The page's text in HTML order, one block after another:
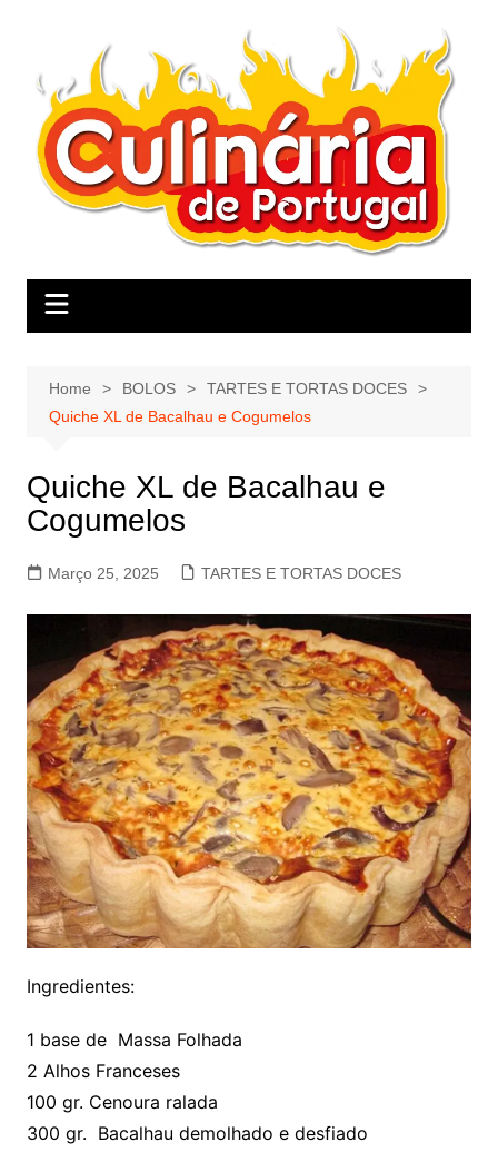
Home BOLOS
TARTES E TORTAS DOCES
Quiche XL de Bacalhau e Cogumelos
Quiche XL de Bacalhau e
Cogumelos
Março 25, 2025 TARTES E TORTAS DOCES
Ingredientes:
1 base de Massa Folhada
2 Alhos Franceses
100 gr. Cenoura ralada
300 gr. Bacalhau demolhado e desfiado